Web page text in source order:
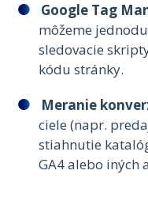
Google Tag
môžeme
sledovacie
kódu stránky.
Meranie
ciele (napr.
stiahnutie
GA4 alebo iných